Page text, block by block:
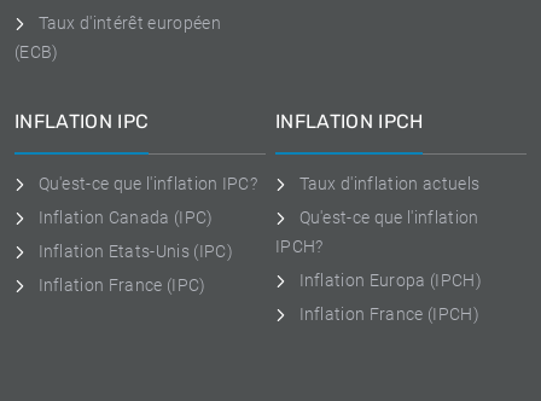
Taux d'intérêt européen
(ECB)
INFLATION IPC
Qu'est-ce que l'inflation IPC?
Inflation Canada (IPC)
Inflation Etats-Unis (IPC)
Inflation France (IPC)
INFLATION IPCH
Taux d'inflation actuels
Qu'est-ce que l'inflation
IPCH?
Inflation Europa (IPCH)
Inflation France (IPCH)